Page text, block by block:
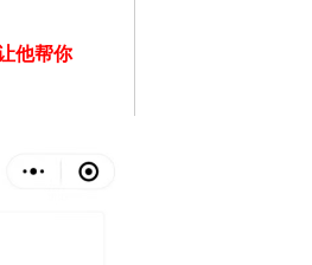
他帮你